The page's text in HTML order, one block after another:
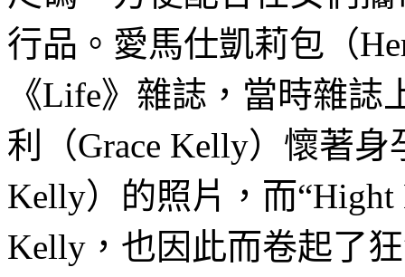
行品。愛馬仕凱莉包（
《Life》雜誌，當時雜誌
利（Grace Kelly）懷著
Kelly）的照片，而“Hight
Kelly，也因此而卷起了